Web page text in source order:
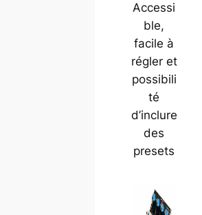
Accessi
ble,
facile à
régler et
possibili
té
d’inclure
des
presets